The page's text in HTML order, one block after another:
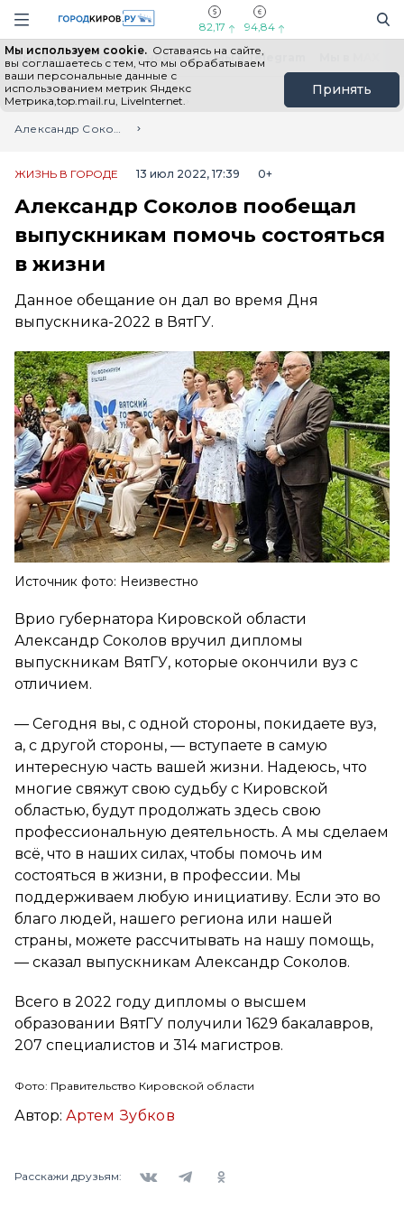
Навигация сайта
82,17 94,84
Мы используем cookie. Оставаясь на сайте,
вы соглашаетесь с тем, что мы обрабатываем
ваши персональные данные с
использованием метрик Яндекс
Метрика,top.mail.ru, LiveInternet.
Принять
Выборы - 2026 Все новости Мы в Telegram
Главная
Лента новостей
Александр Соколов пообещал выпускникам помочь состояться в жизни
ЖИЗНЬ В ГОРОДЕ 13 июл 2022, 17:39 0+
Александр Соколов пообещал
выпускникам помочь состояться
в жизни
Данное обещание он дал во время Дня
выпускника-2022 в ВятГУ.
Источник фото: Неизвестно
Врио губернатора Кировской области
Александр Соколов вручил дипломы
выпускникам ВятГУ, которые окончили вуз с
отличием.
— Сегодня вы, с одной стороны, покидаете вуз,
а, с другой стороны, — вступаете в самую
интересную часть вашей жизни. Надеюсь, что
многие свяжут свою судьбу с Кировской
областью, будут продолжать здесь свою
профессиональную деятельность. А мы сделаем
всё, что в наших силах, чтобы помочь им
состояться в жизни, в профессии. Мы
поддерживаем любую инициативу. Если это во
благо людей, нашего региона или нашей
страны, можете рассчитывать на нашу помощь,
— сказал выпускникам Александр Соколов.
Всего в 2022 году дипломы о высшем
образовании ВятГУ получили 1629 бакалавров,
207 специалистов и 314 магистров.
Фото: Правительство Кировской области
Автор: Артем Зубков
Расскажи друзьям: